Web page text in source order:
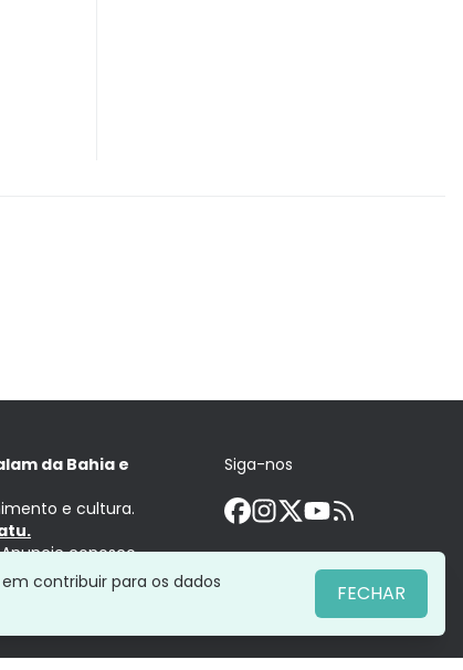
da Bahia e
e cultura.
Anuncie conosco
Siga-nos
contribuir para os dados
FECHAR